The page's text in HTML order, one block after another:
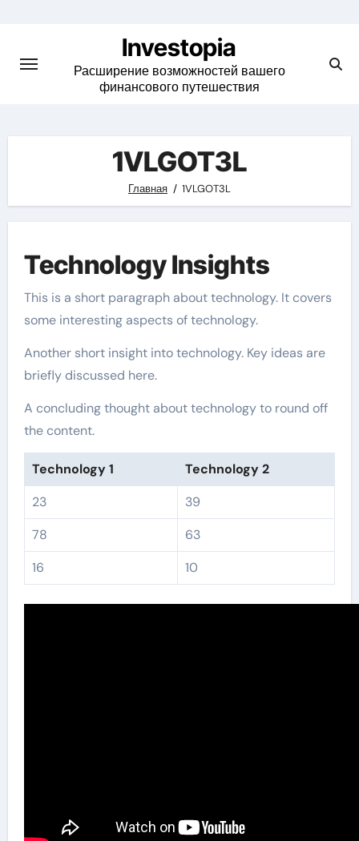
content
Investopia
Расширение возможностей вашего
финансового путешествия
1VLGOT3L
Главная 1VLGOT3L
Technology Insights
This is a short paragraph about technology. It covers
some interesting aspects of technology.
Another short insight into technology. Key ideas are
briefly discussed here.
A concluding thought about technology to round off
the content.
Technology 1
Technology 2
23
39
78
63
16
10